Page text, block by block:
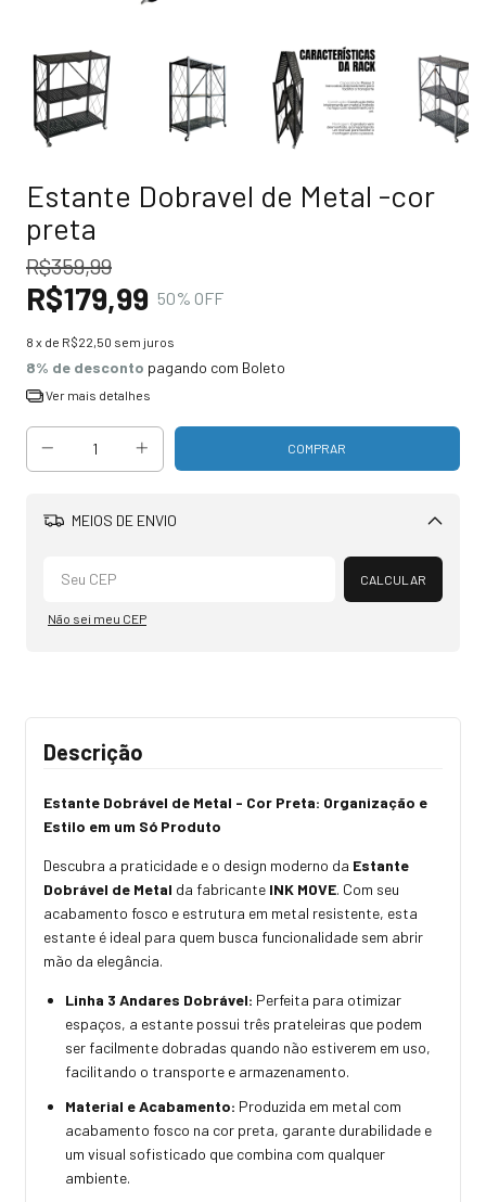
Estante Dobravel de Metal -cor
preta
R$359,99
R$179,99 50% OFF
8 x de R$22,50 sem juros
8% de desconto pagando com Boleto
Ver mais detalhes
MEIOS DE ENVIO
Alterar CEP
CALCULAR
Não sei meu CEP
Descrição
Estante Dobrável de Metal - Cor Preta: Organização e
Estilo em um Só Produto
Descubra a praticidade e o design moderno da Estante
Dobrável de Metal da fabricante INK MOVE. Com seu
acabamento fosco e estrutura em metal resistente, esta
estante é ideal para quem busca funcionalidade sem abrir
mão da elegância.
Linha 3 Andares Dobrável: Perfeita para otimizar
espaços, a estante possui três prateleiras que podem
ser facilmente dobradas quando não estiverem em uso,
facilitando o transporte e armazenamento.
Material e Acabamento: Produzida em metal com
acabamento fosco na cor preta, garante durabilidade e
um visual sofisticado que combina com qualquer
ambiente.